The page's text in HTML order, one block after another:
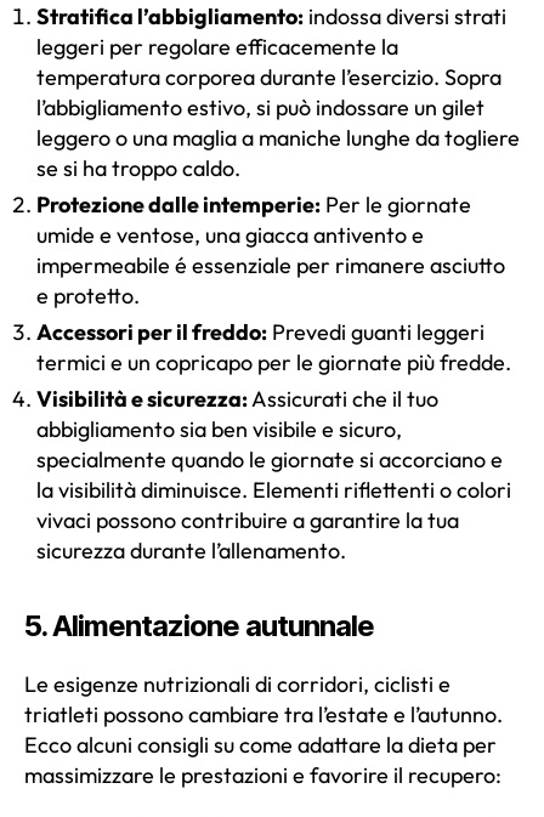
Stratifica l’abbigliamento: indossa diversi strati
leggeri per regolare efficacemente la
temperatura corporea durante l’esercizio. Sopra
l’abbigliamento estivo, si può indossare un gilet
leggero o una maglia a maniche lunghe da togliere
se si ha troppo caldo.
Protezione dalle intemperie: Per le giornate
umide e ventose, una giacca antivento e
impermeabile é essenziale per rimanere asciutto
e protetto.
Accessori per il freddo: Prevedi guanti leggeri
termici e un copricapo per le giornate più fredde.
Visibilità e sicurezza:Assicurati che il tuo
abbigliamento sia ben visibile e sicuro,
specialmente quando le giornate si accorciano e
la visibilità diminuisce. Elementi riflettenti o colori
vivaci possono contribuire a garantire la tua
sicurezza durante l’allenamento.
5. Alimentazione autunnale
Le esigenze nutrizionali di corridori, ciclisti e
triatleti possono cambiare tra l’estate e l’autunno.
Ecco alcuni consigli su come adattare la dieta per
massimizzare le prestazioni e favorire il recupero: